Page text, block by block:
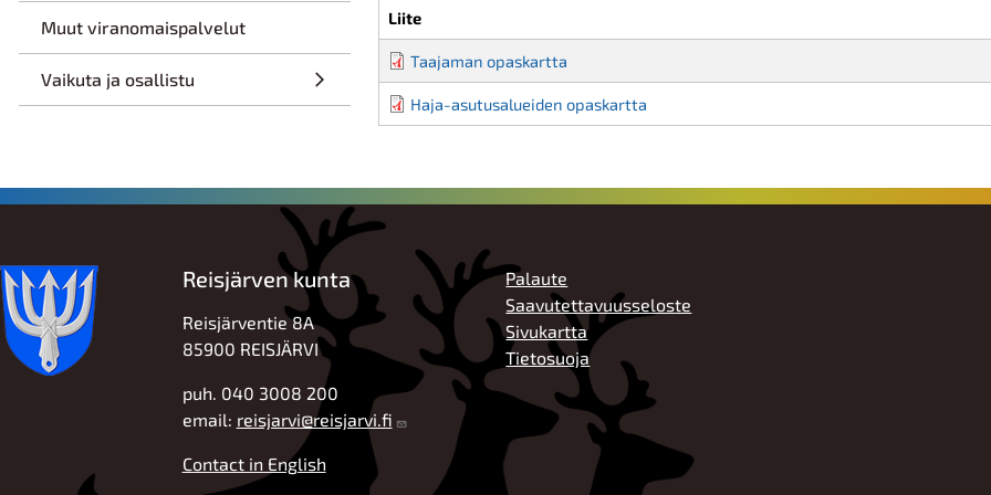
Muut viranomaispalvelut
Vaikuta ja osallistu
Liite
Taajaman opaskartta
Haja-asutusalueiden opaskartta
Reisjärven kunta
Reisjärventie 8A
85900 REISJÄRVI
puh. 040 3008 200
email: reisjarvi@reisjarvi.fi
Contact in English
ALATUNNISTE
Palaute
Saavutettavuusseloste
Sivukartta
Tietosuoja